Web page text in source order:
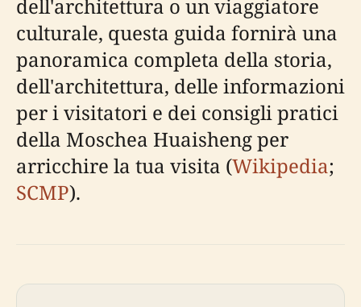
dell'architettura o un viaggiatore
culturale, questa guida fornirà una
panoramica completa della storia,
dell'architettura, delle informazioni
per i visitatori e dei consigli pratici
della Moschea Huaisheng per
arricchire la tua visita (Wikipedia;
SCMP).